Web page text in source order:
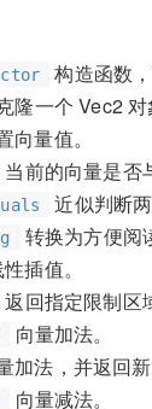
构造函数
隆一个 Vec2 对
向量值。
当前的向量是否
近似判断
转换为方便阅
插值。
返回指定限制区
向量加法。
加法，并返回新
向量减法。